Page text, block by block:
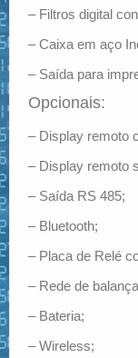
– Filtros digital
– Caixa em aço
– Saída para
Opcionais:
– Display remoto
– Display remoto
– Saída RS 485;
– Bluetooth;
– Placa de Relé
– Rede de
– Bateria;
– Wireless;